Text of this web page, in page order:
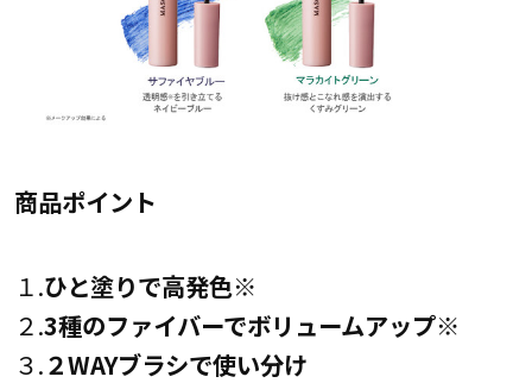
商品ポイント
１.ひと塗りで高発色※
２.3種のファイバーでボリュームアップ※
３.２WAYブラシで使い分け